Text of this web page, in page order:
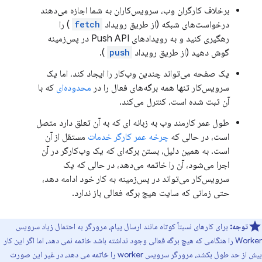
برخلاف کارگران وب، سرویس‌کاران به شما اجازه می‌دهند
درخواست‌های شبکه (از طریق رویداد fetch ) را
رهگیری کنید و به رویدادهای Push API در پس‌زمینه
گوش دهید (از طریق رویداد push
).
یک صفحه می‌تواند چندین وب‌کار را ایجاد کند، اما یک
سرویس‌کار تنها همه برگه‌های فعال را در محدوده‌ای که با
آن ثبت شده است، کنترل می‌کند.
طول عمر کارمند وب به زبانه ای که به آن تعلق دارد متصل
است، در حالی که چرخه عمر کارگر خدمات مستقل از آن
است. به همین دلیل، بستن برگه‌ای که یک وب‌کارگر در آن
اجرا می‌شود، آن را خاتمه می‌دهد، در حالی که یک
سرویس‌کار می‌تواند در پس‌زمینه به کار خود ادامه دهد،
حتی زمانی که سایت هیچ برگه فعالی باز ندارد.
توجه: برای کارهای نسبتاً کوتاه مانند ارسال پیام، مرورگر به احتمال زیاد سرویس
Worker را هنگامی که هیچ برگه فعالی وجود نداشته باشد خاتمه نمی دهد، اما اگر این کار
بیش از حد طول بکشد، مرورگر سرویس worker را خاتمه می دهد، در غیر این صورت